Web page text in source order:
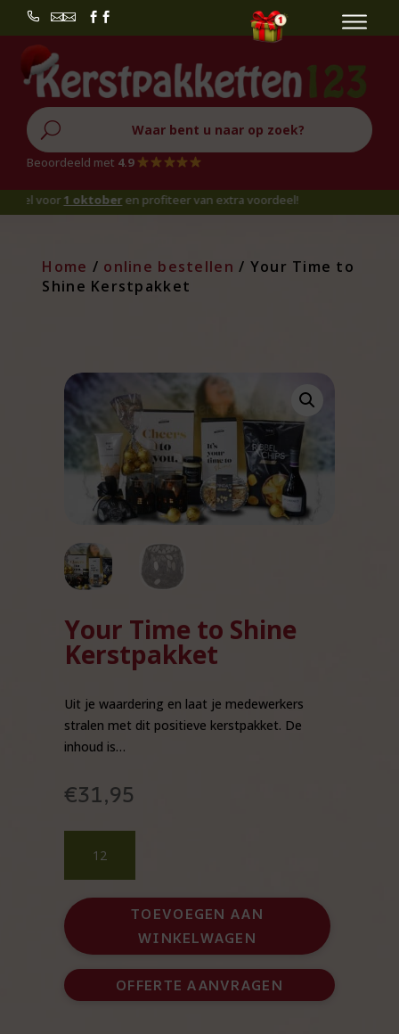
 
U
Beoordeeld met 4.9
1 oktoberen profiteer van extra voordeel!
Home / online bestellen / Your Time to
Shine Kerstpakket
Your Time to Shine
Kerstpakket
Uit je waardering en laat je medewerkers
stralen met dit positieve kerstpakket. De
inhoud is…
€31,95
to
Shine
Kerstpakket
aantal
TOEVOEGEN AAN
WINKELWAGEN
OFFERTE AANVRAGEN